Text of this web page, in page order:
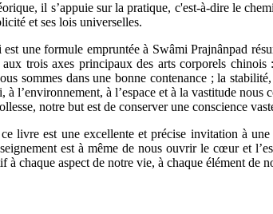
il s’appuie sur la pratique, c'est-à-dire le
et ses lois universelles.
est une formule empruntée à Swâmi Prajnânpad
aux trois axes principaux des arts corporels
sommes dans une bonne contenance ; la
à l’environnement, à l’espace et à la vastitude nous
notre but est de conserver une conscience
livre est une excellente et précise invitation à
est à même de nous ouvrir le cœur et
à chaque aspect de notre vie, à chaque élément de